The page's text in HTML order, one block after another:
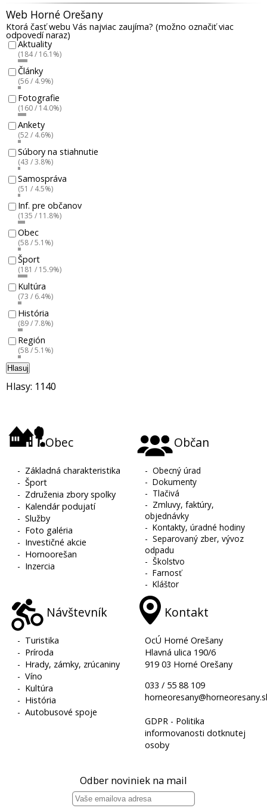
Web Horné Orešany
Ktorá časť webu Vás najviac zaujíma? (možno označiť viac
odpovedí naraz)
Aktuality
(184 / 16.1%)
Články
(56 / 4.9%)
Fotografie
(160 / 14.0%)
Ankety
(52 / 4.6%)
Súbory na stiahnutie
(43 / 3.8%)
Samospráva
(51 / 4.5%)
Inf. pre občanov
(135 / 11.8%)
Obec
(58 / 5.1%)
Šport
(181 / 15.9%)
Kultúra
(73 / 6.4%)
História
(89 / 7.8%)
Región
(58 / 5.1%)
Hlasuj
Hlasy: 1140
Obec
- Základná charakteristika
-Šport
- Združenia zbory spolky
- Kalendár podujatí
-Služby
- Foto galéria
- Investičné akcie
- Hornoorešan
- Inzercia
Občan
-Obecný úrad
-Dokumenty
- Tlačivá
- Zmluvy, faktúry,
objednávky
-Kontakty, úradné hodiny
-Separovaný zber, vývoz
odpadu
-Školstvo
-Farnosť
-Kláštor
Návštevník
- Turistika
- Príroda
- Hrady, zámky, zrúcaniny
-Víno
- Kultúra
- História
-Autobusové spoje
Kontakt
OcÚ Horné Orešany
Hlavná ulica 190/6
919 03 Horné Orešany
033 / 55 88 109
GDPR - Politika
informovanosti dotknutej
osoby
Odber noviniek na mail